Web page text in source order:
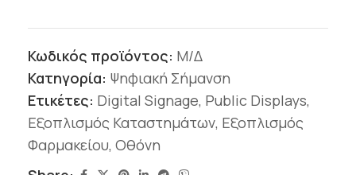
Κωδικός προϊόντος: Μ/Δ
Κατηγορία: Ψηφιακή Σήμανση
Ετικέτες: Digital Signage, Public Displays,
Εξοπλισμός Καταστημάτων, Εξοπλισμός
Φαρμακείου, Οθόνη